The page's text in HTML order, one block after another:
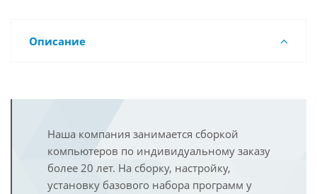
Описание
Наша компания занимается сборкой
компьютеров по индивидуальному заказу
более 20 лет. На сборку, настройку,
установку базового набора программ у